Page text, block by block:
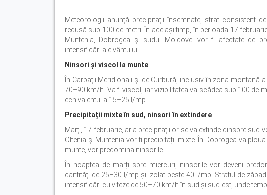
Meteorologii anunță precipitații însemnate, strat consistent
redusă sub 100 de metri. În același timp, în perioada 17
Muntenia, Dobrogea și sudul Moldovei vor fi afectate de
intensificări ale vântului.
Ninsori și viscol la munte
În Carpații Meridionali și de Curbură, inclusiv în zona montană
70–90 km/h. Va fi viscol, iar vizibilitatea va scădea sub 100 de
echivalentul a 15–25 l/mp.
Precipitații mixte în sud, ninsori în extindere
Marți, 17 februarie, aria precipitațiilor se va extinde dinspre
Oltenia și Muntenia vor fi precipitații mixte. În Dobrogea va
munte, vor predomina ninsorile.
În noaptea de marți spre miercuri, ninsorile vor deveni
cantități de 25–30 l/mp și izolat peste 40 l/mp. Stratul de
intensificări cu viteze de 50–70 km/h în sud și sud-est, unde